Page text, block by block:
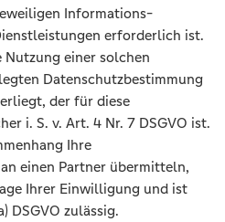
Informations-
erforderlich ist.
Nutzung einer solchen
Datenschutzbestimmung
der für diese
i. S. v. Art. 4 Nr. 7 DSGVO ist.
Ihre
einen Partner übermitteln,
Ihrer Einwilligung und ist
DSGVO zulässig.